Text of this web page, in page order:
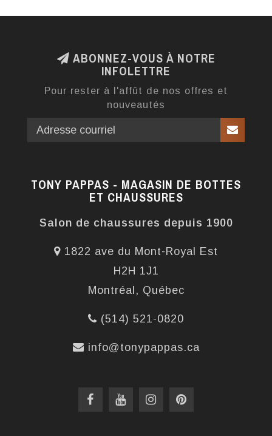
ABONNEZ-VOUS À NOTRE
INFOLETTRE
Pour rester à l'affût de nos offres et
nouveautés
TONY PAPPAS - MAGASIN DE BOTTES
ET CHAUSSURES
Salon de chaussures depuis 1900
1822 ave du Mont-Royal Est
H2H 1J1
Montréal, Québec
(514) 521-0820
info@tonypappas.ca